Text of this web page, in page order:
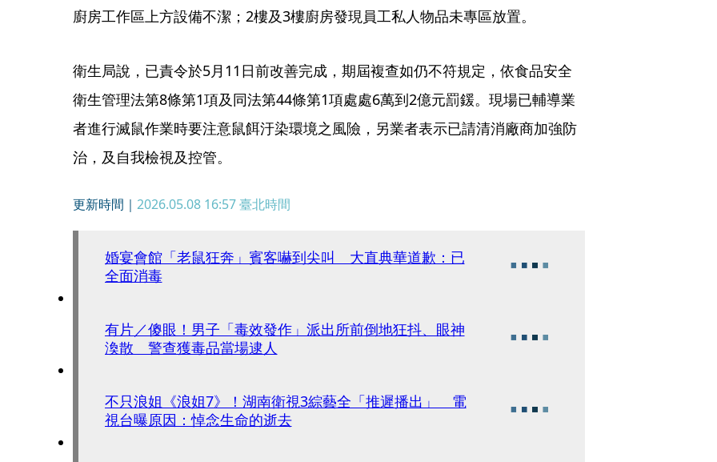
廚房工作區上方設備不潔；2樓及3樓廚房發現員工私人物品未專區放置。
衛生局說，已責令於5月11日前改善完成，期屆複查如仍不符規定，依食品安全
衛生管理法第8條第1項及同法第44條第1項處處6萬到2億元罰鍰。現場已輔導業
者進行滅鼠作業時要注意鼠餌汙染環境之風險，另業者表示已請清消廠商加強防
治，及自我檢視及控管。
更新時間｜ 2026.05.08 16:57臺北時間
婚宴會館「老鼠狂奔」賓客嚇到尖叫 大直典華道歉：已
全面消毒
有片／傻眼！男子「毒效發作」派出所前倒地狂抖、眼神
渙散 警查獲毒品當場逮人
不只浪姐《浪姐7》！湖南衛視3綜藝全「推遲播出」 電
視台曝原因：悼念生命的逝去